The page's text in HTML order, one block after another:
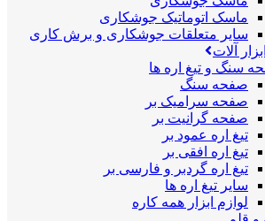
ماسک اتوماتیک جوشکاری
سایر متعلقات جوشکاری و برش کاری
آلات
سنگ و تیغ اره ها
صفحه سنگ
صفحه سرامیک بر
صفحه گرانیت بر
تیغ اره عمود بر
تیغ اره افقی بر
تیغ اره گردبر و فارسی بر
سایر تیغ اره ها
لوازم ابزار همه کاره